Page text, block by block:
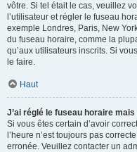
vôtre. Si tel était le cas, veuillez
l’utilisateur et régler le fuseau
exemple Londres, Paris, New
du fuseau horaire, comme la
qu’aux utilisateurs inscrits. Si
le faire.
Haut
J’ai réglé le fuseau horaire
Si vous êtes certain d’avoir
l’heure n’est toujours pas
erronée. Veuillez contacter un